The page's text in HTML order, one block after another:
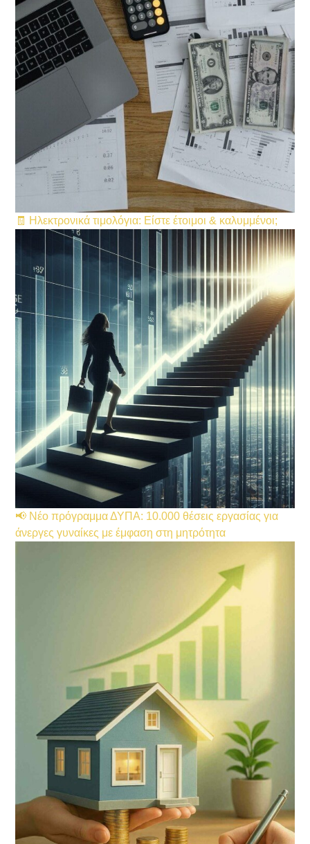
🧾 Ηλεκτρονικά τιμολόγια: Είστε έτοιμοι & καλυμμένοι;
📢 Νέο πρόγραμμα ΔΥΠΑ: 10.000 θέσεις εργασίας για
άνεργες γυναίκες με έμφαση στη μητρότητα